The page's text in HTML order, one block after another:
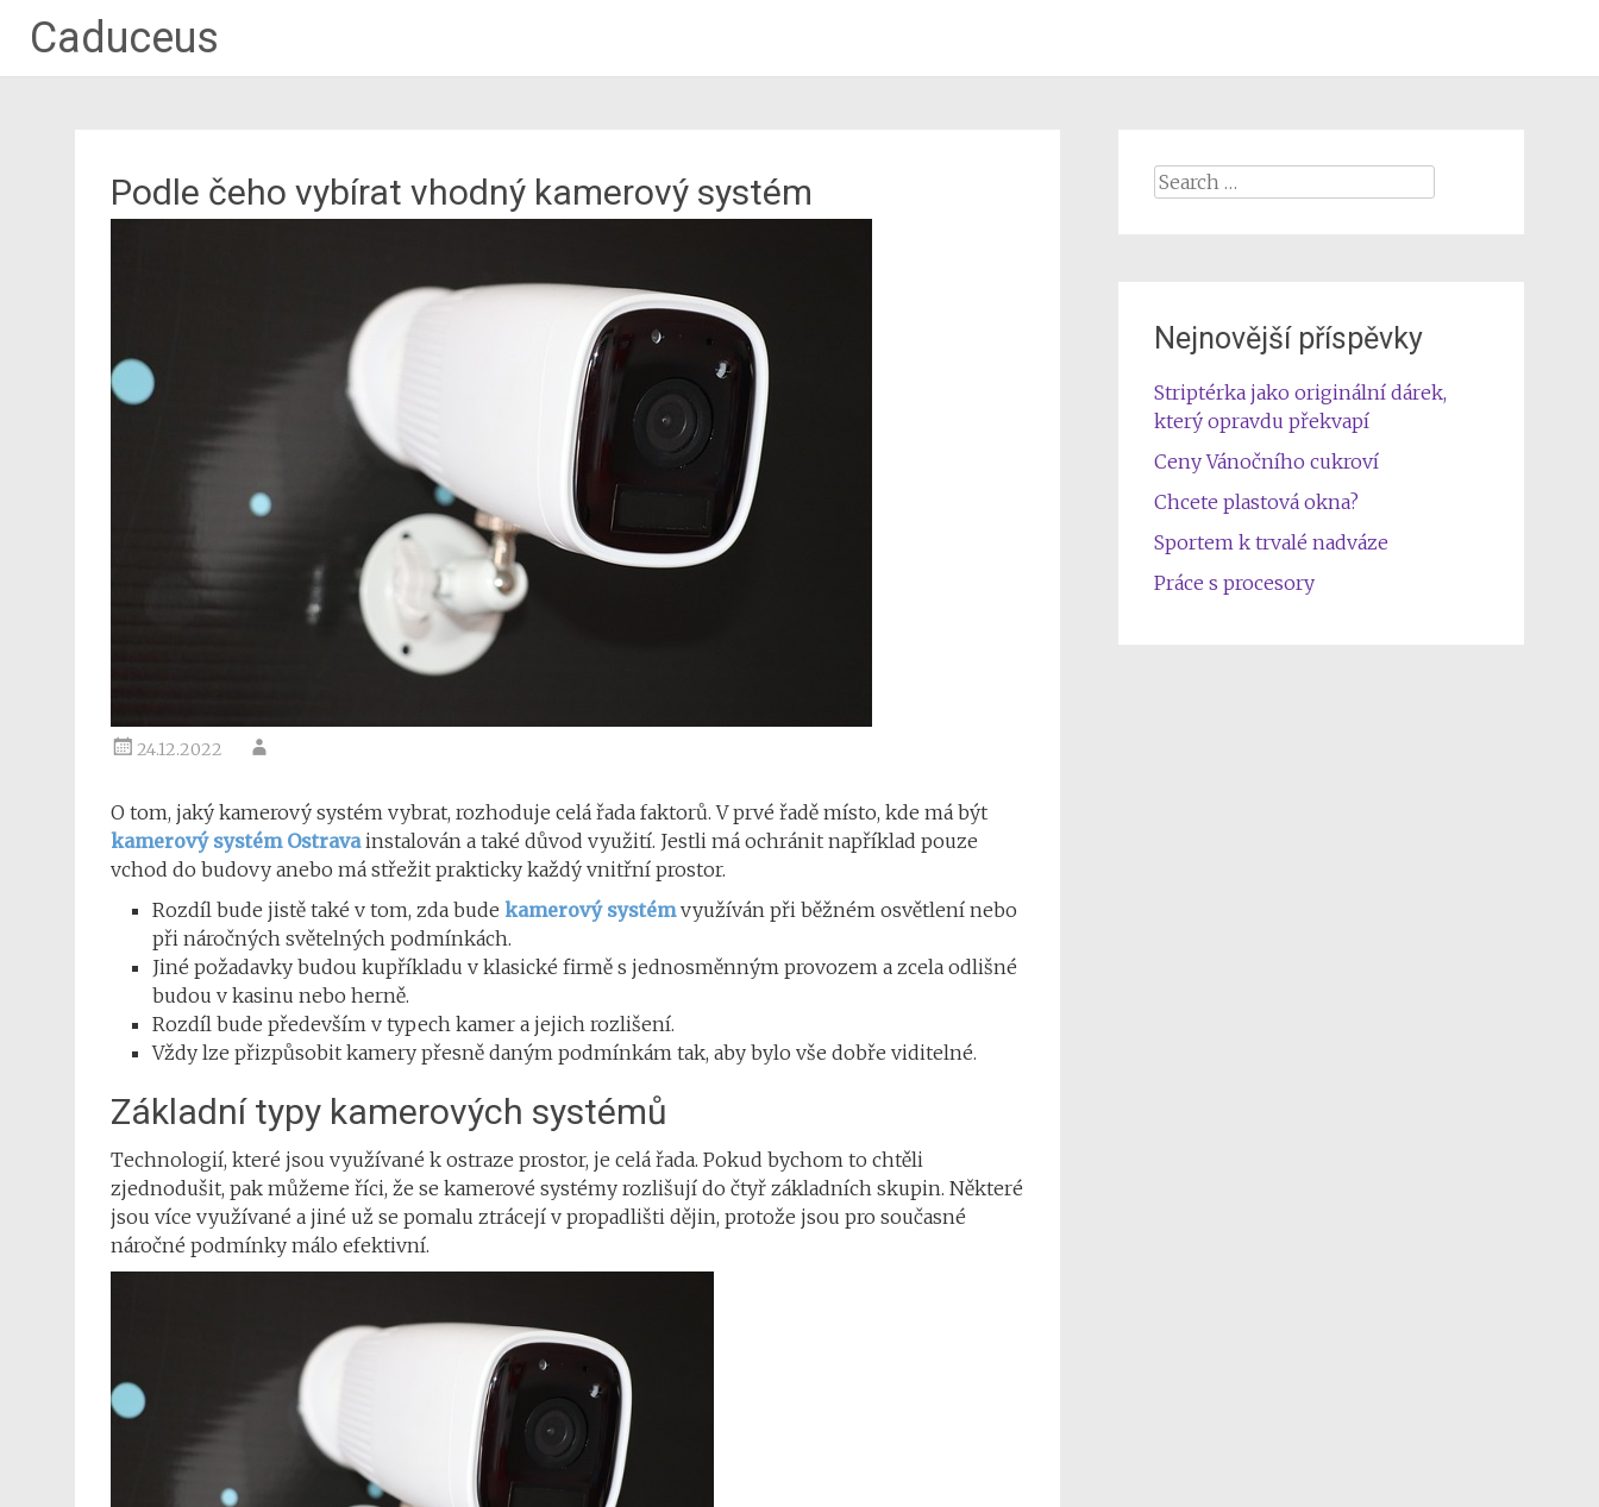
Caduceus
Podle čeho vybírat vhodný kamerový systém
24.12.2022
O tom, jaký kamerový systém vybrat, rozhoduje celá řada faktorů. V prvé řadě místo, kde má být
kamerový systém Ostravainstalován a také důvod využití. Jestli má ochránit například pouze
vchod do budovy anebo má střežit prakticky každý vnitřní prostor.
Rozdíl bude jistě také v tom, zda bude kamerový systémvyužíván při běžném osvětlení nebo
při náročných světelných podmínkách.
Jiné požadavky budou kupříkladu v klasické firmě s jednosměnným provozem a zcela odlišné
budou v kasinu nebo herně.
Rozdíl bude především v typech kamer a jejich rozlišení.
Vždy lze přizpůsobit kamery přesně daným podmínkám tak, aby bylo vše dobře viditelné.
Základní typy kamerových systémů
Technologií, které jsou využívané k ostraze prostor, je celá řada. Pokud bychom to chtěli
zjednodušit, pak můžeme říci, že se kamerové systémy rozlišují do čtyř základních skupin. Některé
jsou více využívané a jiné už se pomalu ztrácejí v propadlišti dějin, protože jsou pro současné
náročné podmínky málo efektivní.
Search
Nejnovější příspěvky
Striptérka jako originální dárek,
který opravdu překvapí
Ceny Vánočního cukroví
Chcete plastová okna?
Sportem k trvalé nadváze
Práce s procesory